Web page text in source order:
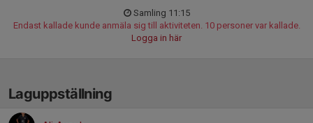
Samling 11:15
Endast kallade kunde anmäla sig till aktiviteten. 10 personer var kallade.
Logga in här
Laguppställning